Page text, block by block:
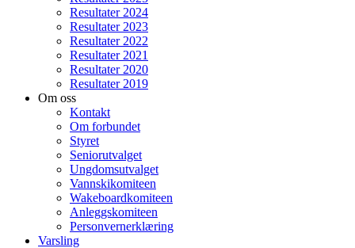
Resultater 2024
Resultater 2023
Resultater 2022
Resultater 2021
Resultater 2020
Resultater 2019
Om oss
Kontakt
Om forbundet
Styret
Seniorutvalget
Ungdomsutvalget
Vannskikomiteen
Wakeboardkomiteen
Anleggskomiteen
Personvernerklæring
Varsling